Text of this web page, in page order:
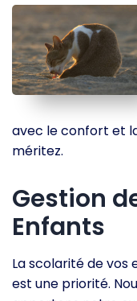
avec le confort et
méritez.
Gestion
Enfants
La scolarité de vos
est une priorité.